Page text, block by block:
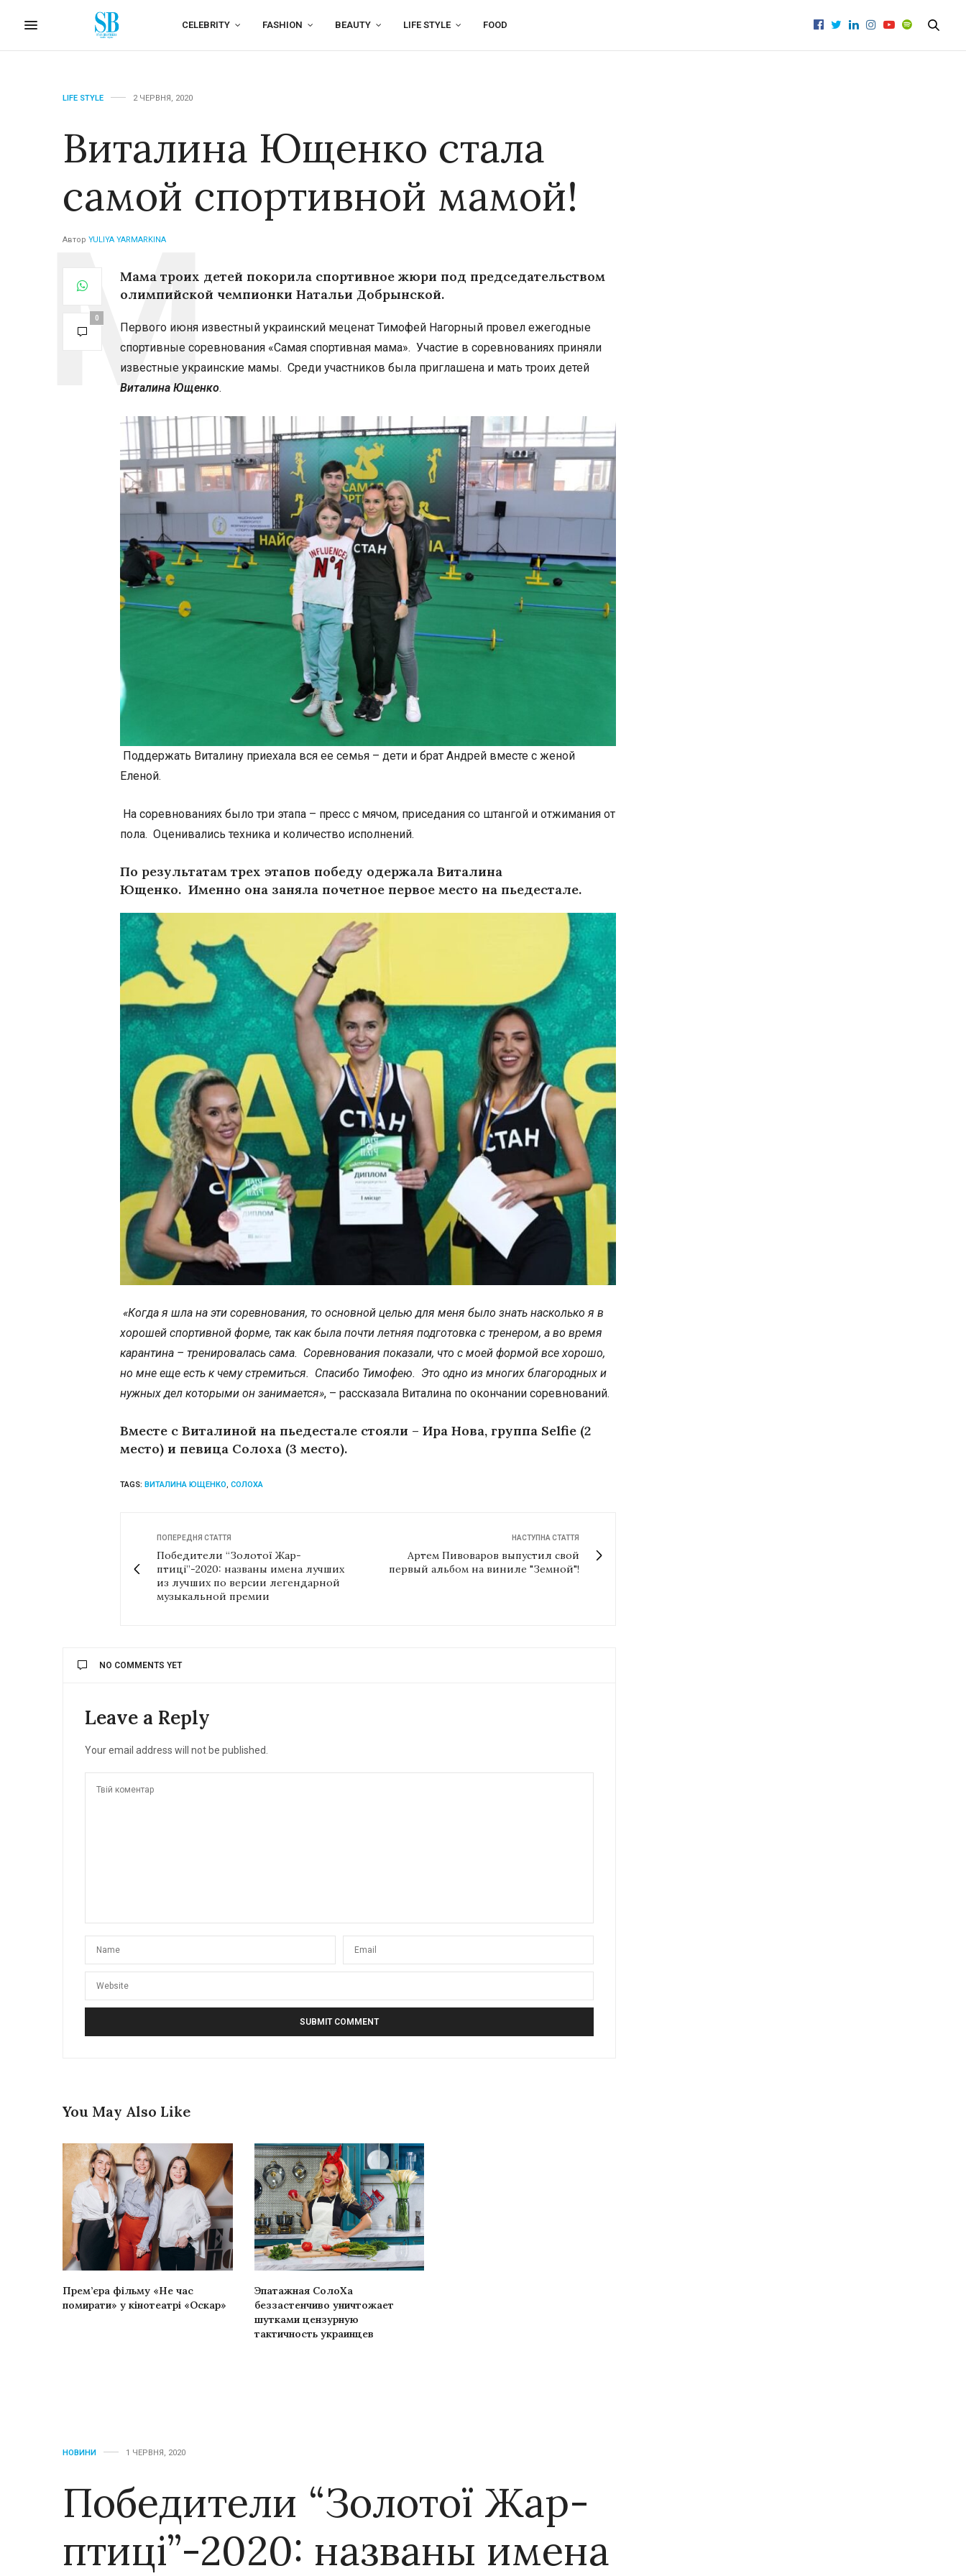
CELEBRITY FASHION BEAUTY LIFE STYLE FOOD
LIFE STYLE 2 ЧЕРВНЯ, 2020
Виталина Ющенко стала
самой спортивной мамой!
Автор YULIYA YARMARKINA
0
Мама троих детей покорила спортивное жюри под председательством
олимпийской чемпионки Натальи Добрынской.
Первого июня известный украинский меценат Тимофей Нагорный провел ежегодные
спортивные соревнования «Самая спортивная мама». Участие в соревнованиях приняли
известные украинские мамы. Среди участников была приглашена и мать троих детей
Виталина Ющенко.
Поддержать Виталину приехала вся ее семья – дети и брат Андрей вместе с женой
Еленой.
На соревнованиях было три этапа – пресс с мячом, приседания со штангой и отжимания от
пола. Оценивались техника и количество исполнений.
По результатам трех этапов победу одержала Виталина
Ющенко. Именно она заняла почетное первое место на пьедестале.
«Когда я шла на эти соревнования, то основной целью для меня было знать насколько я в
хорошей спортивной форме, так как была почти летняя подготовка с тренером, а во время
карантина – тренировалась сама. Соревнования показали, что с моей формой все хорошо,
но мне еще есть к чему стремиться. Спасибо Тимофею. Это одно из многих благородных и
нужных дел которыми он занимается», – рассказала Виталина по окончании соревнований.
Вместе с Виталиной на пьедестале стояли – Ира Нова, группа Selfie (2
место) и певица Солоха (3 место).
TAGS: ВИТАЛИНА ЮЩЕНКО СОЛОХА
ПОПЕРЕДНЯ СТАТТЯ
Победители “Золотої Жар-
птиці”-2020: названы имена лучших
из лучших по версии легендарной
музыкальной премии
НАСТУПНА СТАТТЯ
Артем Пивоваров выпустил свой
первый альбом на виниле "Земной"!
NO COMMENTS YET
Leave a Reply
Your email address will not be published.
You May Also Like
Прем’єра фільму «Не час
помирати» у кінотеатрі «Оскар»
Эпатажная СолоХа
беззастенчиво уничтожает
шутками цензурную
тактичность украинцев
НОВИНИ 1 ЧЕРВНЯ, 2020
Победители “Золотої Жар-
птиці”-2020: названы имена